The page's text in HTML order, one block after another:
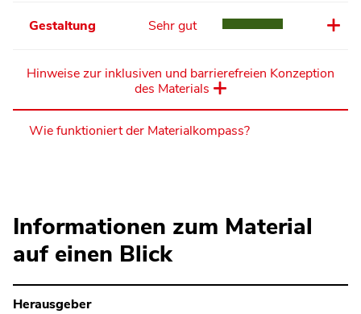
Gestaltung Sehr gut
Hinweise zur inklusiven und barrierefreien Konzeption
des Materials
Wie funktioniert der Materialkompass?
Informationen zum Material
auf einen Blick
Herausgeber